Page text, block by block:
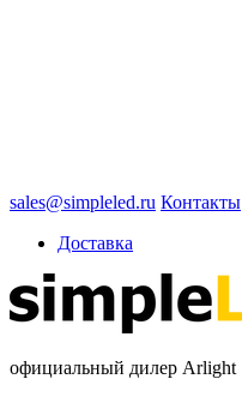
sales@simpleled.ru Контакты
Доставка
официальный дилер Arlight